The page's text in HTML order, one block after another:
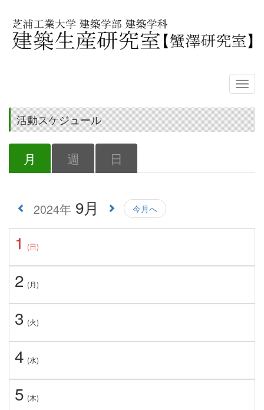
活動スケジュール
月 週 日
2024年 9月 今月へ
1 (日)
2 (月)
3 (火)
4 (水)
5 (木)